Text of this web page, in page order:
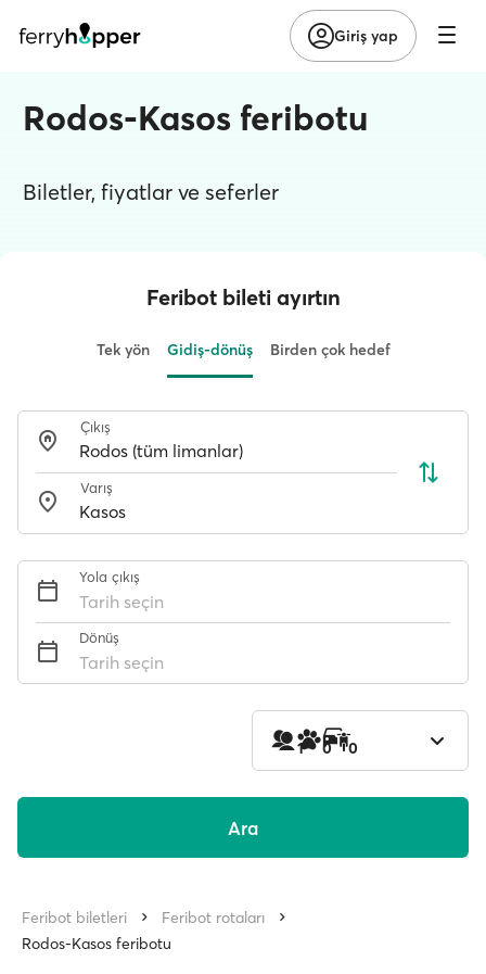
Giriş yap
Rodos-Kasos feribotu
Biletler, fiyatlar ve seferler
Feribot bileti ayırtın
Tek yön Gidiş-dönüş Birden çok hedef
Çıkış
Varış
Yola çıkış
Tarih seçin
Dönüş
Tarih seçin
1 0 0
Ara
Feribot biletleri
Feribot rotaları
Rodos-Kasos feribotu